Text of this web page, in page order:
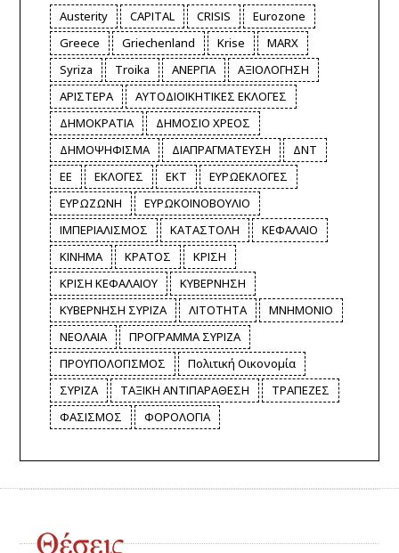
Austerity CAPITAL CRISIS
Eurozone
Greece
Griechenland Krise
MARX
Syriza
Troika ΑΝΕΡΓΙΑ
ΑΞΙΟΛΟΓΗΣΗ
ΑΡΙΣΤΕΡΑ
ΑΥΤΟΔΙΟΙΚΗΤΙΚΕΣ ΕΚΛΟΓΕΣ
ΔΗΜΟΚΡΑΤΙΑ
ΔΗΜΟΣΙΟ ΧΡΕΟΣ
ΔΗΜΟΨΗΦΙΣΜΑ
ΔΙΑΠΡΑΓΜΑΤΕΥΣΗ
ΔΝΤ
ΕΕ
ΕΚΛΟΓΕΣ ΕΚΤ
ΕΥΡΩΕΚΛΟΓΕΣ
ΕΥΡΩΖΩΝΗ
ΕΥΡΩΚΟΙΝΟΒΟΥΛΙΟ
ΙΜΠΕΡΙΑΛΙΣΜΟΣ
ΚΑΤΑΣΤΟΛΗ
ΚΕΦΑΛΑΙΟ
ΚΙΝΗΜΑ
ΚΡΑΤΟΣ
ΚΡΙΣΗ
ΚΡΙΣΗ ΚΕΦΑΛΑΙΟΥ
ΚΥΒΕΡΝΗΣΗ
ΚΥΒΕΡΝΗΣΗ ΣΥΡΙΖΑ
ΛΙΤΟΤΗΤΑ
ΜΝΗΜΟΝΙΟ
ΝΕΟΛΑΙΑ
ΠΡΟΓΡΑΜΜΑ ΣΥΡΙΖΑ
ΠΡΟΥΠΟΛΟΓΙΣΜΟΣ
Πολιτική Οικονομία
ΣΥΡΙΖΑ
ΤΑΞΙΚΗ ΑΝΤΙΠΑΡΑΘΕΣΗ
ΤΡΑΠΕΖΕΣ
ΦΑΣΙΣΜΟΣ
ΦΟΡΟΛΟΓΙΑ